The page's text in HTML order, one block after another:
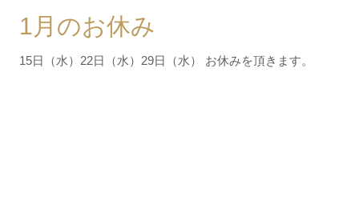
1月のお休み
15日（水）22日（水）29日（水） お休みを頂きます。